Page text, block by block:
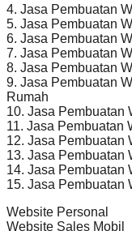
4. Jasa Pembuatan
5. Jasa Pembuatan
6. Jasa Pembuatan
7. Jasa Pembuatan
8. Jasa Pembuatan
9. Jasa Pembuatan
Rumah
10. Jasa Pembuatan
11. Jasa Pembuatan
12. Jasa Pembuatan
13. Jasa Pembuatan
14. Jasa Pembuatan
15. Jasa Pembuatan
Website Personal
Website Sales Mobil